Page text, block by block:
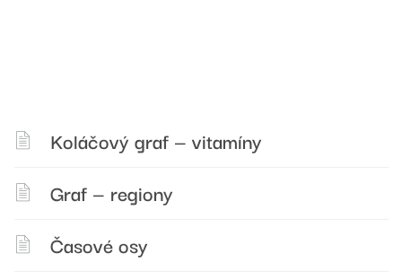
Koláčový graf — vitamíny
Graf — regiony
Časové osy